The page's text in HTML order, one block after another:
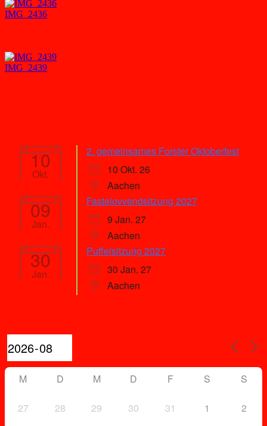
IMG_2436
IMG_2439
10
Okt.
2. gemeinsames Forster Oktoberfest
10 Okt. 26
Aachen
09
Jan.
Fastelovvendsitzung 2027
9 Jan. 27
Aachen
30
Jan.
Puffelsitzung 2027
30 Jan. 27
Aachen
M D M D F S S
27 28 29 30 31 1 2